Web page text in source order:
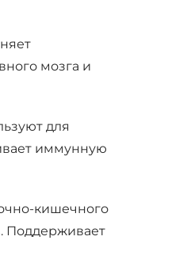
мозга и
для
иммунную
кишечного
Поддерживает